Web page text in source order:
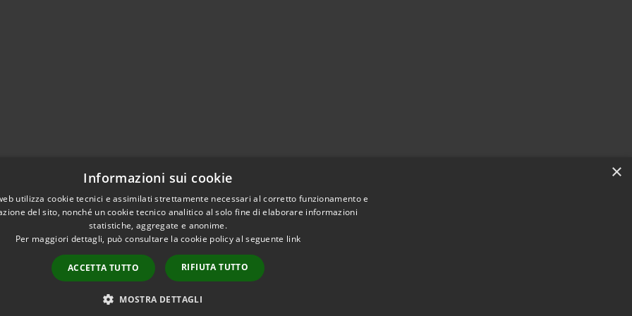
Plan du site
×
Informazioni sui cookie
utilizza cookie tecnici e assimilati strettamente necessari al corretto funzionamento e
del sito, nonché un cookie tecnico analitico al solo fine di elaborare informazioni
statistiche, aggregate e anonime.
Per maggiori dettagli, può consultare la cookie policy al seguente link
ACCETTA TUTTO RIFIUTA TUTTO
MOSTRA DETTAGLI